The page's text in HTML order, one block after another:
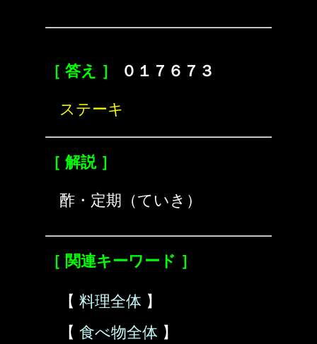
［ 答え ］ ０１７６７３
ステーキ
［ 解説 ］
酢・定期（ていき）
［ 関連キーワード ］
【 料理全体 】
【 食べ物全体 】